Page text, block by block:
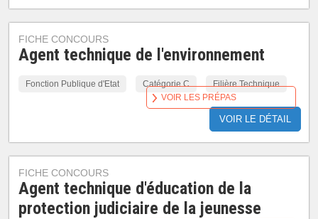
FICHE CONCOURS
Agent technique de l'environnement
Fonction Publique d'Etat Catégorie C Filière Technique
VOIR LE DÉTAIL
VOIR LES PRÉPAS
FICHE CONCOURS
Agent technique d'éducation de la
protection judiciaire de la jeunesse